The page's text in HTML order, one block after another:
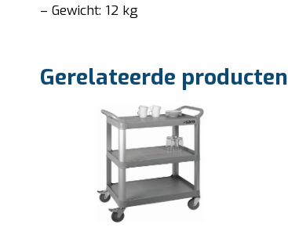
– Gewicht: 12 kg
Gerelateerde producten